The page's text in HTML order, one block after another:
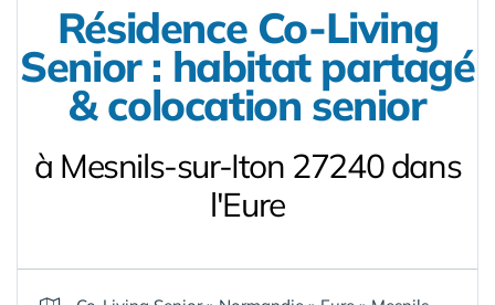
Résidence Co-Living
Senior : habitat partagé
& colocation senior
à Mesnils-sur-Iton 27240 dans
l'Eure